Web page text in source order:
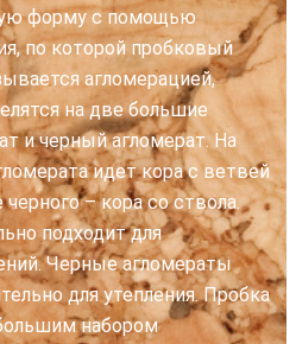
форму с помощью
по которой пробковый
агломерацией,
на две большие
и черный агломерат. На
идет кора с ветвей
черного – кора со ствола.
подходит для
Черные агломераты
для утепления. Пробка
набором